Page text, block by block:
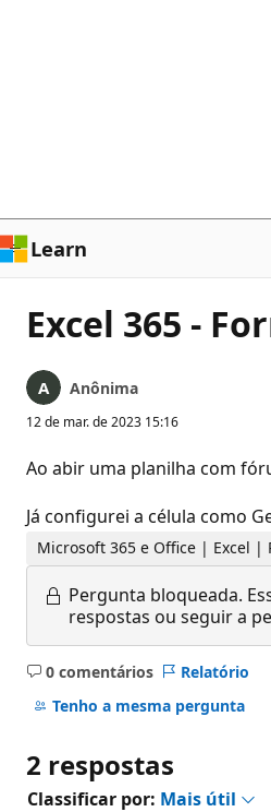
Learn
Excel 365 -
Anônima
12 de mar. de 2023 15:16
Ao abir uma planilha com
Já configurei a célula como
Microsoft 365 e Office | Excel |
Pergunta bloqueada.
respostas ou seguir a
0 comentários
Sem
comentários
Relatório
Tenho a mesma pergunta
2 respostas
Classificar por: Mais útil